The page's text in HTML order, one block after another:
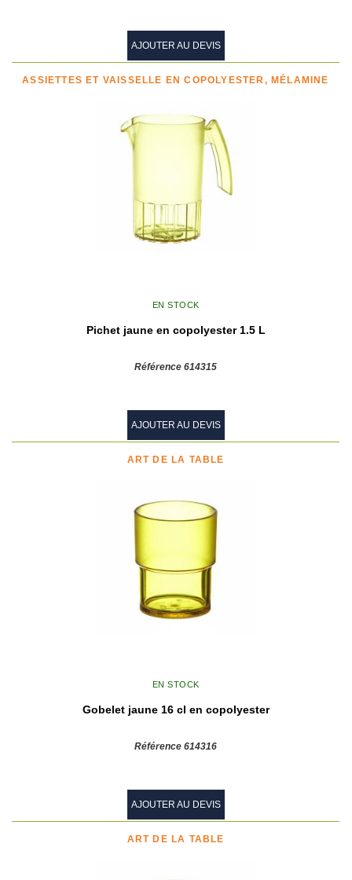
AJOUTER AU DEVIS
ASSIETTES ET VAISSELLE EN COPOLYESTER, MÉLAMINE
EN STOCK
Pichet jaune en copolyester 1.5 L
Référence 614315
AJOUTER AU DEVIS
ART DE LA TABLE
EN STOCK
Gobelet jaune 16 cl en copolyester
Référence 614316
AJOUTER AU DEVIS
ART DE LA TABLE